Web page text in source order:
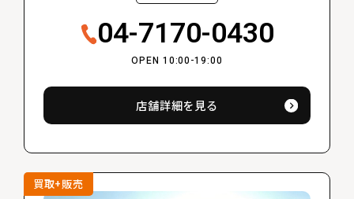
04-7170-0430
OPEN 10:00-19:00
店舗詳細を見る
買取+販売